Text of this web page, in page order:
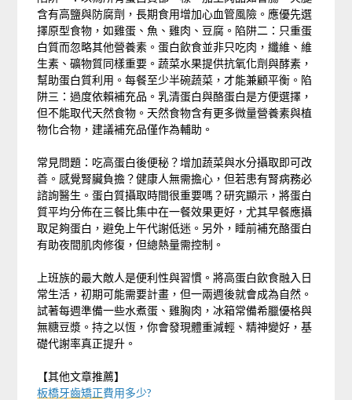
含有高鹽與防腐劑，長期食用增加心血管風險。應優先選
擇原型食物，如雞蛋、魚、雞肉、豆腐。陷阱二：只重蛋
白質而忽略其他營養素。蛋白飲食並非只吃肉，纖維、維
生素、礦物質同樣重要。蔬菜水果提供抗氧化劑與酵素，
幫助蛋白質利用。每餐至少半碗蔬菜，才能兼顧平衡。陷
阱三：過度依賴補充品。乳清蛋白與酪蛋白是方便選擇，
但不能取代天然食物。天然食物含有更多微量營養素與植
物化合物，建議補充品僅作為輔助。
常見問題：吃高蛋白後便秘？增加蔬菜與水分攝取即可改
善。感覺腎臟負擔？健康人無需擔心，但若患有腎病務必
諮詢醫生。蛋白質攝取時間很重要嗎？研究顯示，將蛋白
質平均分佈在三餐比集中在一餐效果更好，尤其早餐應攝
取足夠蛋白，避免上午代謝低迷。另外，睡前補充酪蛋白
有助夜間肌肉修復，但總熱量需控制。
上班族的最大敵人是便利性與習慣。將高蛋白飲食融入日
常生活，初期可能需要計畫，但一兩週後就會成為自然。
試著每週準備一些水煮蛋、雞胸肉，冰箱常備希臘優格與
無糖豆漿。持之以恆，你會發現體重減輕、精神變好，基
礎代謝率真正提升。
【其他文章推薦】
板橋牙齒矯正費用多少?